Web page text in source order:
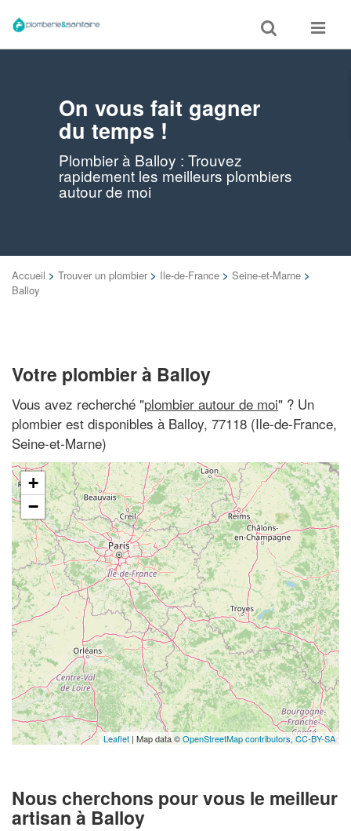
Toggle
search
Toggle
On vous fait gagner
du temps !
Plombier à Balloy : Trouvez
rapidement les meilleurs plombiers
autour de moi
Accueil > Trouver un plombier > Ile-de-France > Seine-et-Marne >
Balloy
Votre plombier à Balloy
Vous avez recherché "plombier autour de moi" ? Un
plombier est disponibles à Balloy, 77118 (Ile-de-France,
Seine-et-Marne)
+
−
Leaflet | Map data ©OpenStreetMap contributors,CC-BY-SA
Nous cherchons pour vous le meilleur
artisan à Balloy